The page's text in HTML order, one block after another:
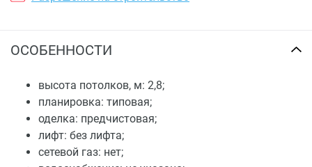
ОСОБЕННОСТИ
высота потолков, м: 2,8;
планировка: типовая;
оделка: предчистовая;
лифт: без лифта;
сетевой газ: нет;